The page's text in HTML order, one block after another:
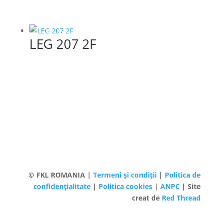
LEG 207 2F
© FKL ROMANIA |Termeni și condiții | Politica de
confidențialitate | Politica cookies |ANPC | Site
creat de Red Thread